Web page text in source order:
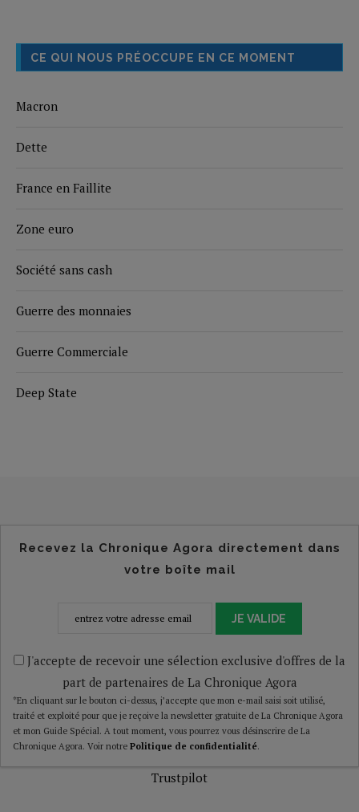
CE QUI NOUS PRÉOCCUPE EN CE MOMENT
Macron
Dette
France en Faillite
Zone euro
Société sans cash
Guerre des monnaies
Guerre Commerciale
Deep State
Recevez la Chronique Agora directement dans
votre boîte mail
JE VALIDE
J'accepte de recevoir une sélection exclusive d'offres de la
part de partenaires de La Chronique Agora
*En cliquant sur le bouton ci-dessus, j’accepte que mon e-mail saisi soit utilisé,
traité et exploité pour que je reçoive la newsletter gratuite de La Chronique Agora
et mon Guide Spécial. A tout moment, vous pourrez vous désinscrire de La
Chronique Agora. Voir notre Politique de confidentialité.
Trustpilot